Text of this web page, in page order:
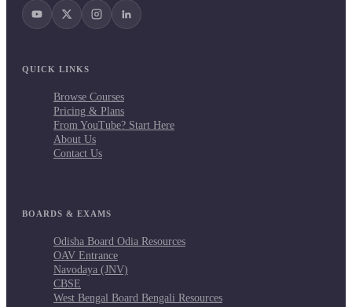
QUICK LINKS
Browse Courses
Pricing & Plans
From YouTube? Start Here
About Us
Contact Us
BOARDS & EXAMS
Odisha Board Odia Resources
OAV Entrance
Navodaya (JNV)
CBSE
West Bengal Board Bengali Resources